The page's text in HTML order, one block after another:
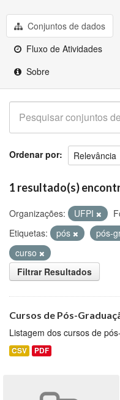
Conjuntos de dados
Fluxo de Atividades
Sobre
Ordenar por
1 resultado(s)
Organizações: UFPI
Etiquetas:
pós pós-
curso
Filtrar Resultados
Cursos de Pós-
Listagem dos cursos de
CSV PDF